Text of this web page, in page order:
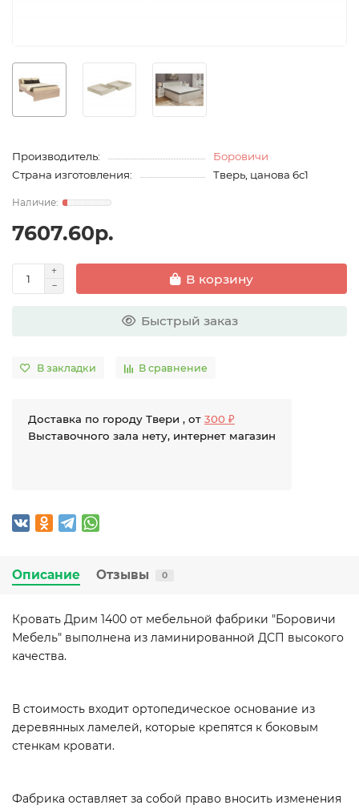
Производитель:
Боровичи
Страна изготовления:
Тверь, цанова 6с1
7607.60р.
В корзину
Быстрый заказ
В закладки В сравнение
Доставка по городу Твери , от 300 ₽
Выставочного зала нету, интернет магазин
Описание Отзывы 0
Кровать Дрим 1400 от мебельной фабрики "Боровичи
Мебель" выполнена из ламинированной ДСП высокого
качества.
В стоимость входит ортопедическое основание из
деревянных ламелей, которые крепятся к боковым
стенкам кровати.
Фабрика оставляет за собой право вносить изменения